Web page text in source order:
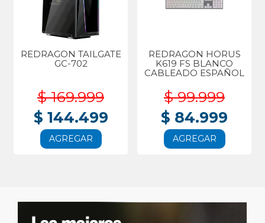
REDRAGON TAILGATE
GC-702
$ 169.999
$ 144.499
AGREGAR
REDRAGON HORUS
K619 FS BLANCO
CABLEADO ESPAÑOL
$ 99.999
$ 84.999
AGREGAR